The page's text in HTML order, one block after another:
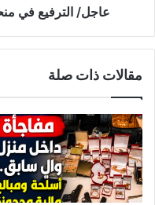
ج
ح
و
ل
ا
ل
ف
ن
ح
ة
ا
ل
‏‏عاجل/ الترفيع في
مقالات ذات صلة